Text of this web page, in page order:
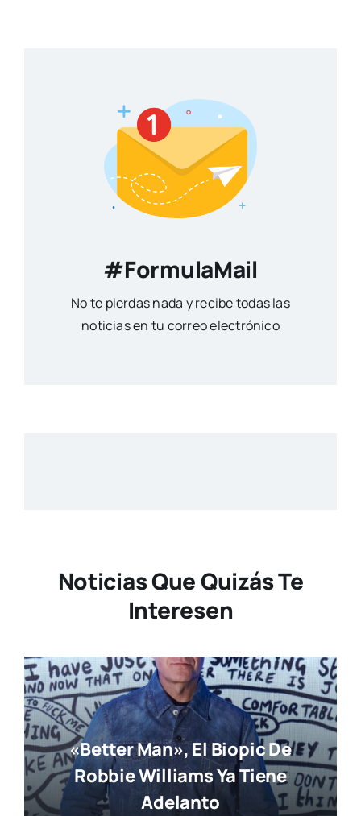
#FormulaMail
No te pierdas nada y recibe todas las
noticias en tu correo electrónico
Noticias Que Quizás Te
Interesen
«Better Man», El Biopic De
Robbie Williams Ya Tiene
Adelanto